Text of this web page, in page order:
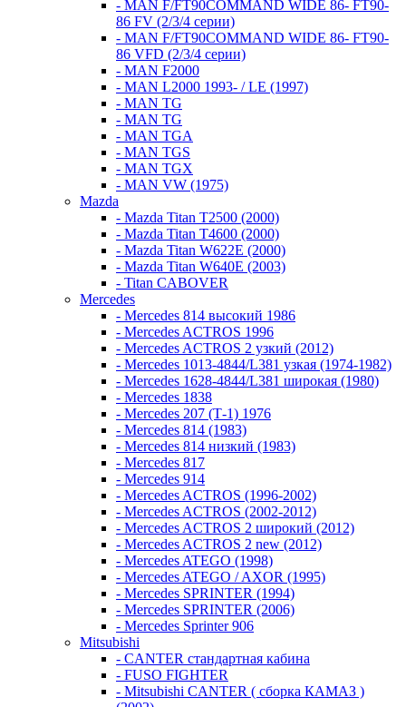
- MAN F/FT90COMMAND WIDE 86- FT90-
86 FV (2/3/4 серии)
- MAN F/FT90COMMAND WIDE 86- FT90-
86 VFD (2/3/4 серии)
- MAN F2000
- MAN L2000 1993- / LE (1997)
- MAN TG
- MAN TG
- MAN TGA
- MAN TGS
- MAN TGX
- MAN VW (1975)
Mazda
- Mazda Titan T2500 (2000)
- Mazda Titan T4600 (2000)
- Mazda Titan W622E (2000)
- Mazda Titan W640E (2003)
- Titan CABOVER
Mercedes
- Mercedes 814 высокий 1986
- Mercedes ACTROS 1996
- Mercedes ACTROS 2 узкий (2012)
- Mercedes 1013-4844/L381 узкая (1974-1982)
- Mercedes 1628-4844/L381 широкая (1980)
- Mercedes 1838
- Mercedes 207 (Т-1) 1976
- Mercedes 814 (1983)
- Mercedes 814 низкий (1983)
- Mercedes 817
- Mercedes 914
- Mercedes ACTROS (1996-2002)
- Mercedes ACTROS (2002-2012)
- Mercedes ACTROS 2 широкий (2012)
- Mercedes ACTROS 2 new (2012)
- Mercedes ATEGO (1998)
- Mercedes ATEGO / AXOR (1995)
- Mercedes SPRINTER (1994)
- Mercedes SPRINTER (2006)
- Mercedes Sprinter 906
Mitsubishi
- CANTER стандартная кабина
- FUSO FIGHTER
- Mitsubishi CANTER ( сборка КАМАЗ )